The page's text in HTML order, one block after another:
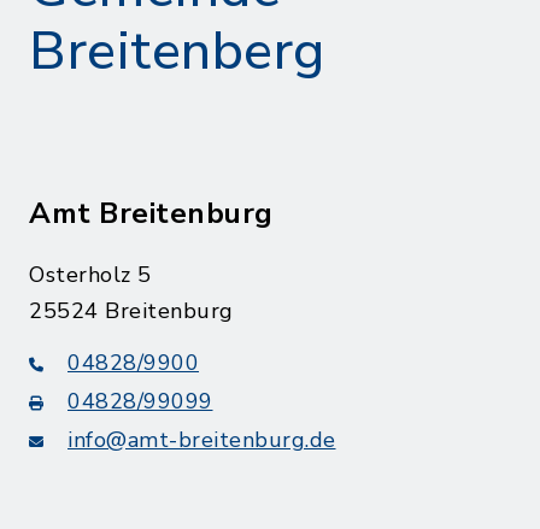
Breitenberg
Amt Breitenburg
Osterholz 5
25524 Breitenburg
04828/9900
04828/99099
info@amt-breitenburg.de